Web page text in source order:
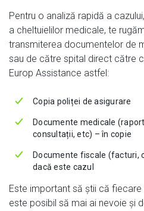
Pentru o analiză rapidă a
a cheltuielilor medicale, te
transmiterea documentelor de
sau de către spital direct către
Europ Assistance astfel:
Copia poliței de asigurare
Documente medicale
consultații, etc) – în copie
Documente fiscale (facturi,
dacă este cazul
Este important să știi că
este posibil să mai ai nevoie și